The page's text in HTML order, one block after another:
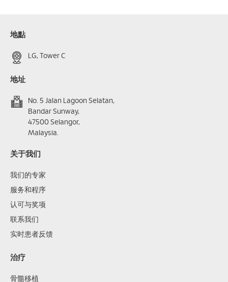
地點
LG, Tower C
地址
No. 5 Jalan Lagoon Selatan,
Bandar Sunway,
47500 Selangor,
Malaysia.
关于我们
我们的专家
服务和程序
认可与奖项
联系我们
实时患者反馈
治疗
骨髓移植